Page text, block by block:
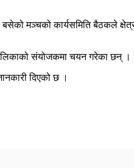
बसेको मञ्चको कार्यसमिति बैठकले
संयोजकमा चयन गरेका छन् ।
दिएको छ ।